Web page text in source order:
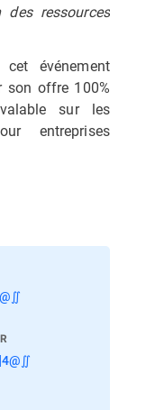
ressources
événement
son offre 100%
sur les
entreprises